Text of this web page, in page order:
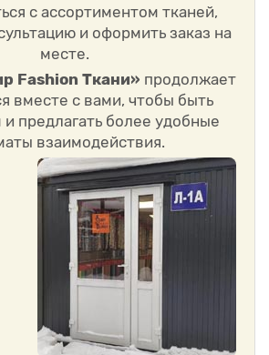
с ассортиментом тканей,
и оформить заказ на
месте.
Fashion Ткани» продолжает
вместе с вами, чтобы быть
предлагать более удобные
взаимодействия.